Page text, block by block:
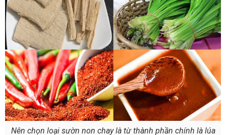
Nên chọn loại sườn non chay là từ thành phần chính là lúa